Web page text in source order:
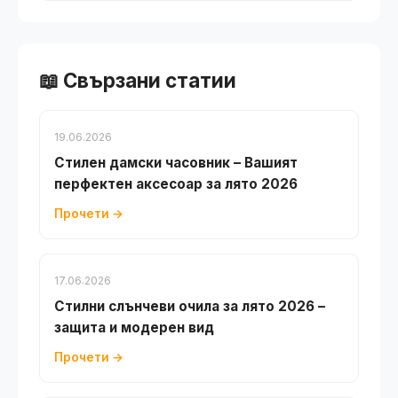
📖 Свързани статии
19.06.2026
Стилен дамски часовник – Вашият
перфектен аксесоар за лято 2026
Прочети →
17.06.2026
Стилни слънчеви очила за лято 2026 –
защита и модерен вид
Прочети →